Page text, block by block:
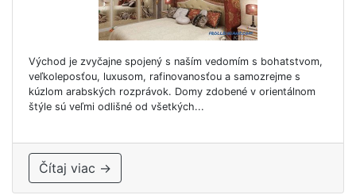
Východ je zvyčajne spojený s naším vedomím s bohatstvom,
veľkoleposťou, luxusom, rafinovanosťou a samozrejme s
kúzlom arabských rozprávok. Domy zdobené v orientálnom
štýle sú veľmi odlišné od všetkých...
Čítaj viac →